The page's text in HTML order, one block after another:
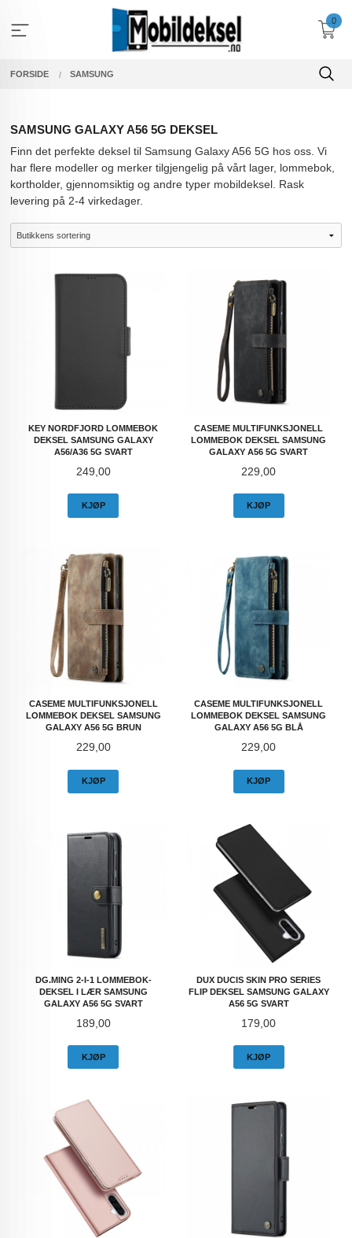
innholdet
0
FORSIDE SAMSUNG
SAMSUNG GALAXY A56 5G DEKSEL
Finn det perfekte deksel til Samsung Galaxy A56 5G hos oss. Vi
har flere modeller og merker tilgjengelig på vårt lager, lommebok,
kortholder, gjennomsiktig og andre typer mobildeksel. Rask
levering på 2-4 virkedager.
KEY NORDFJORD LOMMEBOK
DEKSEL SAMSUNG GALAXY
A56/A36 5G SVART
Pris
249,00
KJØP
CASEME MULTIFUNKSJONELL
LOMMEBOK DEKSEL SAMSUNG
GALAXY A56 5G SVART
Pris
229,00
KJØP
CASEME MULTIFUNKSJONELL
LOMMEBOK DEKSEL SAMSUNG
GALAXY A56 5G BRUN
Pris
229,00
KJØP
CASEME MULTIFUNKSJONELL
LOMMEBOK DEKSEL SAMSUNG
GALAXY A56 5G BLÅ
Pris
229,00
KJØP
DG.MING 2-I-1 LOMMEBOK-
DEKSEL I LÆR SAMSUNG
GALAXY A56 5G SVART
Pris
189,00
KJØP
DUX DUCIS SKIN PRO SERIES
FLIP DEKSEL SAMSUNG GALAXY
A56 5G SVART
Pris
179,00
KJØP